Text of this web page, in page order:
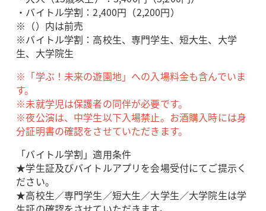
・バイトル学割：2,400円（2,200円）
※（）内は前売
※バイトル学割：高校生、専門学生、短大生、大学
生、大学院生
※「学ぶ！未来の遊園地」への入場料金も含んでいま
す。
※未就学児は保護者の同伴が必要です。
※夜公演は、中学生以下入場禁止。お酒購入時には身
分証明書の確認をさせていただきます。
「バイトル学割」適用条件
★学生証及びバイトルアプリを会場受付にてご提示く
ださい。
★高校生／専門学生／短大生／大学生／大学院生は学